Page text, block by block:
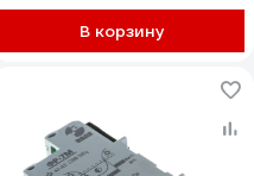
В корзину